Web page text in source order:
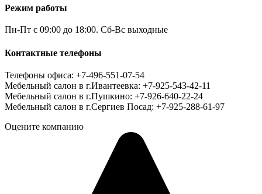
Режим работы
Пн-Пт с 09:00 до 18:00. Сб-Вс выходные
Контактные телефоны
Телефоны офиса: +7-496-551-07-54
Мебельный салон в г.Ивантеевка: +7-925-543-42-11
Мебельный салон в г.Пушкино: +7-926-640-22-24
Мебельный салон в г.Сергиев Посад: +7-925-288-61-97
Оцените компанию